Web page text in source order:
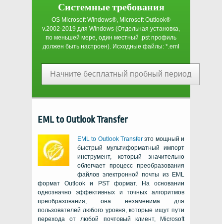
Системные требования
OS Microsoft Windows®, Microsoft Outlook®
v.2002-2019 для Windows (Отдельная установка,
по меньшей мере, один местный .pstпрофиль
должен быть настроен). Исходные файлы: *.eml
Начните бесплатный пробный период
EML to Outlook Transfer
EML to Outlook Transfer это мощный и
быстрый мультиформатный импорт
инструмент, который значительно
облегчает процесс преобразования
файлов электронной почты из
EML
форматOutlook и PSTформат. На основании
однозначно эффективных и точных алгоритмов
преобразования, она незаменима для
пользователей любого уровня, которые ищут пути
перехода от любой почтовый клиент,
Microsoft